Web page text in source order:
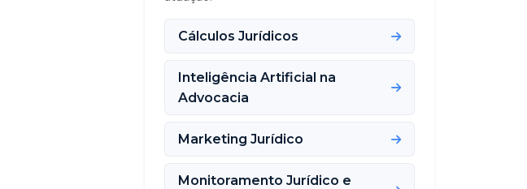
Cálculos Jurídicos
Inteligência Artificial na
Advocacia
Marketing Jurídico
Monitoramento Jurídico e